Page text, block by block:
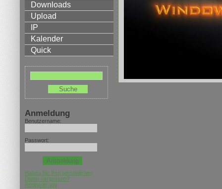
Downloads
Upload
IP
Kalender
Quick
Anmeldung
Benutzername:
Passwort:
Haben Sie Ihre persönlichen
Daten vergessen?
Registrierung